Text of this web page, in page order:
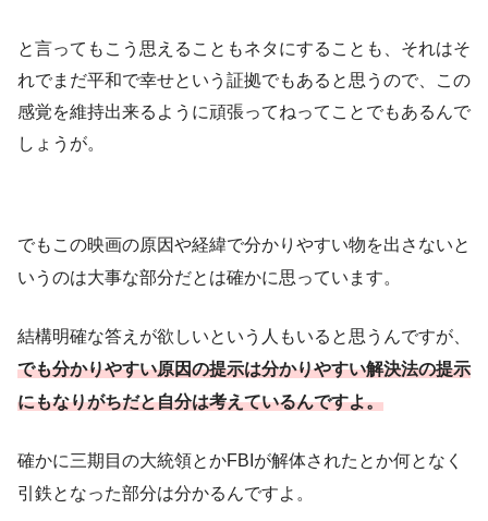
と言ってもこう思えることもネタにすることも、それはそ
れでまだ平和で幸せという証拠でもあると思うので、この
感覚を維持出来るように頑張ってねってことでもあるんで
しょうが。
でもこの映画の原因や経緯で分かりやすい物を出さないと
いうのは大事な部分だとは確かに思っています。
結構明確な答えが欲しいという人もいると思うんですが、
でも分かりやすい原因の提示は分かりやすい解決法の提示
にもなりがちだと自分は考えているんですよ。
確かに三期目の大統領とかFBIが解体されたとか何となく
引鉄となった部分は分かるんですよ。